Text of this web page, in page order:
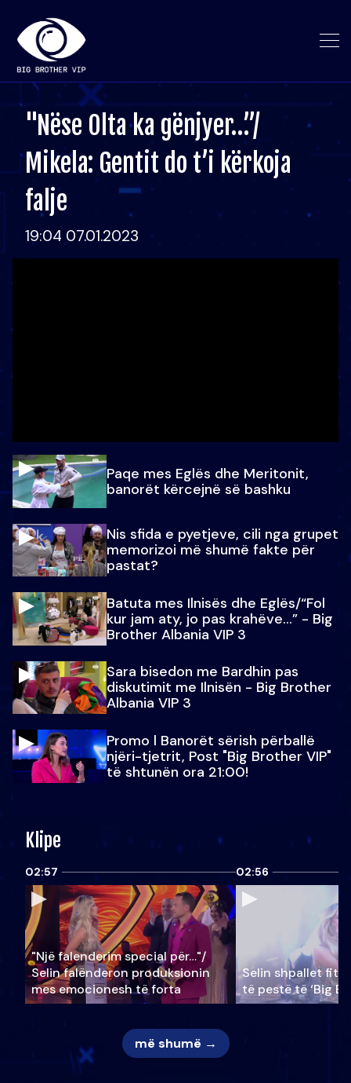
"Nëse Olta ka gënjyer…”/
Mikela: Gentit do t’i kërkoja
falje
19:04 07.01.2023
Paqe mes Eglës dhe Meritonit,
banorët kërcejnë së bashku
Nis sfida e pyetjeve, cili nga grupet
memorizoi më shumë fakte për
pastat?
Batuta mes Ilnisës dhe Eglës/“Fol
kur jam aty, jo pas krahëve…” - Big
Brother Albania VIP 3
Sara bisedon me Bardhin pas
diskutimit me Ilnisën - Big Brother
Albania VIP 3
Promo l Banorët sërish përballë
njëri-tjetrit, Post "Big Brother VIP"
të shtunën ora 21:00!
Klipe
02:57
"Një falenderim special për…"/
Selin falënderon produksionin
mes emocionesh të forta
02:56
Selin shpallet
të pestë të ‘Big
më shumë →